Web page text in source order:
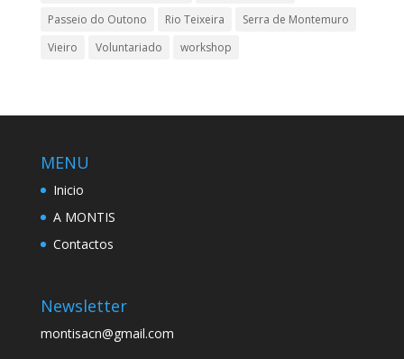
Passeio do Outono
Rio Teixeira
Serra de Montemuro
Vieiro
Voluntariado workshop
MENU
Inicio
A MONTIS
Contactos
Newsletter
montisacn@gmail.com